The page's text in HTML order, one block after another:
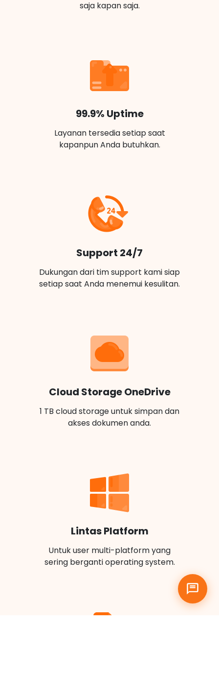
saja kapan saja.
99.9% Uptime
Layanan tersedia setiap saat
kapanpun Anda butuhkan.
Support 24/7
Dukungan dari tim support kami siap
setiap saat Anda menemui kesulitan.
Cloud Storage OneDrive
1 TB cloud storage untuk simpan dan
akses dokumen anda.
Lintas Platform
Untuk user multi-platform yang
sering berganti operating system.